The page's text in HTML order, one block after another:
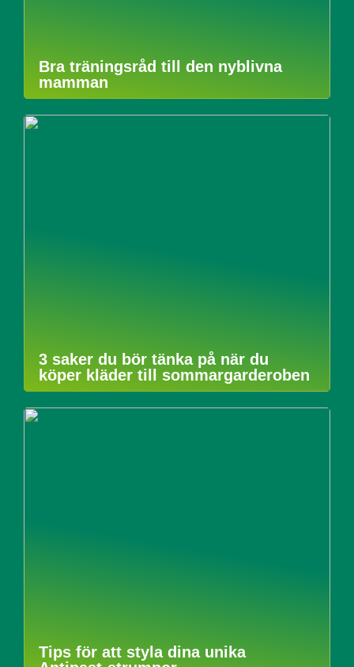
Bra träningsråd till den nyblivna
mamman
3 saker du bör tänka på när du
köper kläder till sommargarderoben
Tips för att styla dina unika